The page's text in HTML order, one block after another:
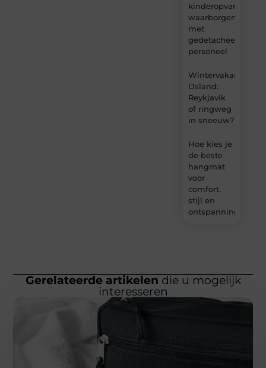
kinderopvang
waarborgen
met
gedetacheerd
personeel
Wintervakantie
IJsland:
Reykjavik
of ringweg
in sneeuw?
Hoe kies je
de beste
hangmat
voor
comfort,
stijl en
ontspanning?
Gerelateerde artikelen die u mogelijk
interesseren